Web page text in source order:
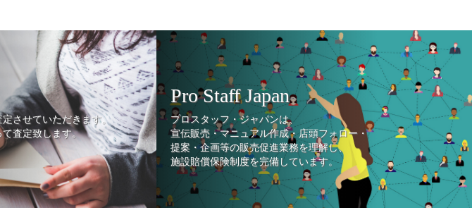
させていただきます。
査定致します。
Pro Staff Japan
プロスタッフ・ジャパンは、
宣伝販売・マニュアル作成・店頭フォロー・
提案・企画等の販売促進業務を理解し、
施設賠償保険制度を完備しています。